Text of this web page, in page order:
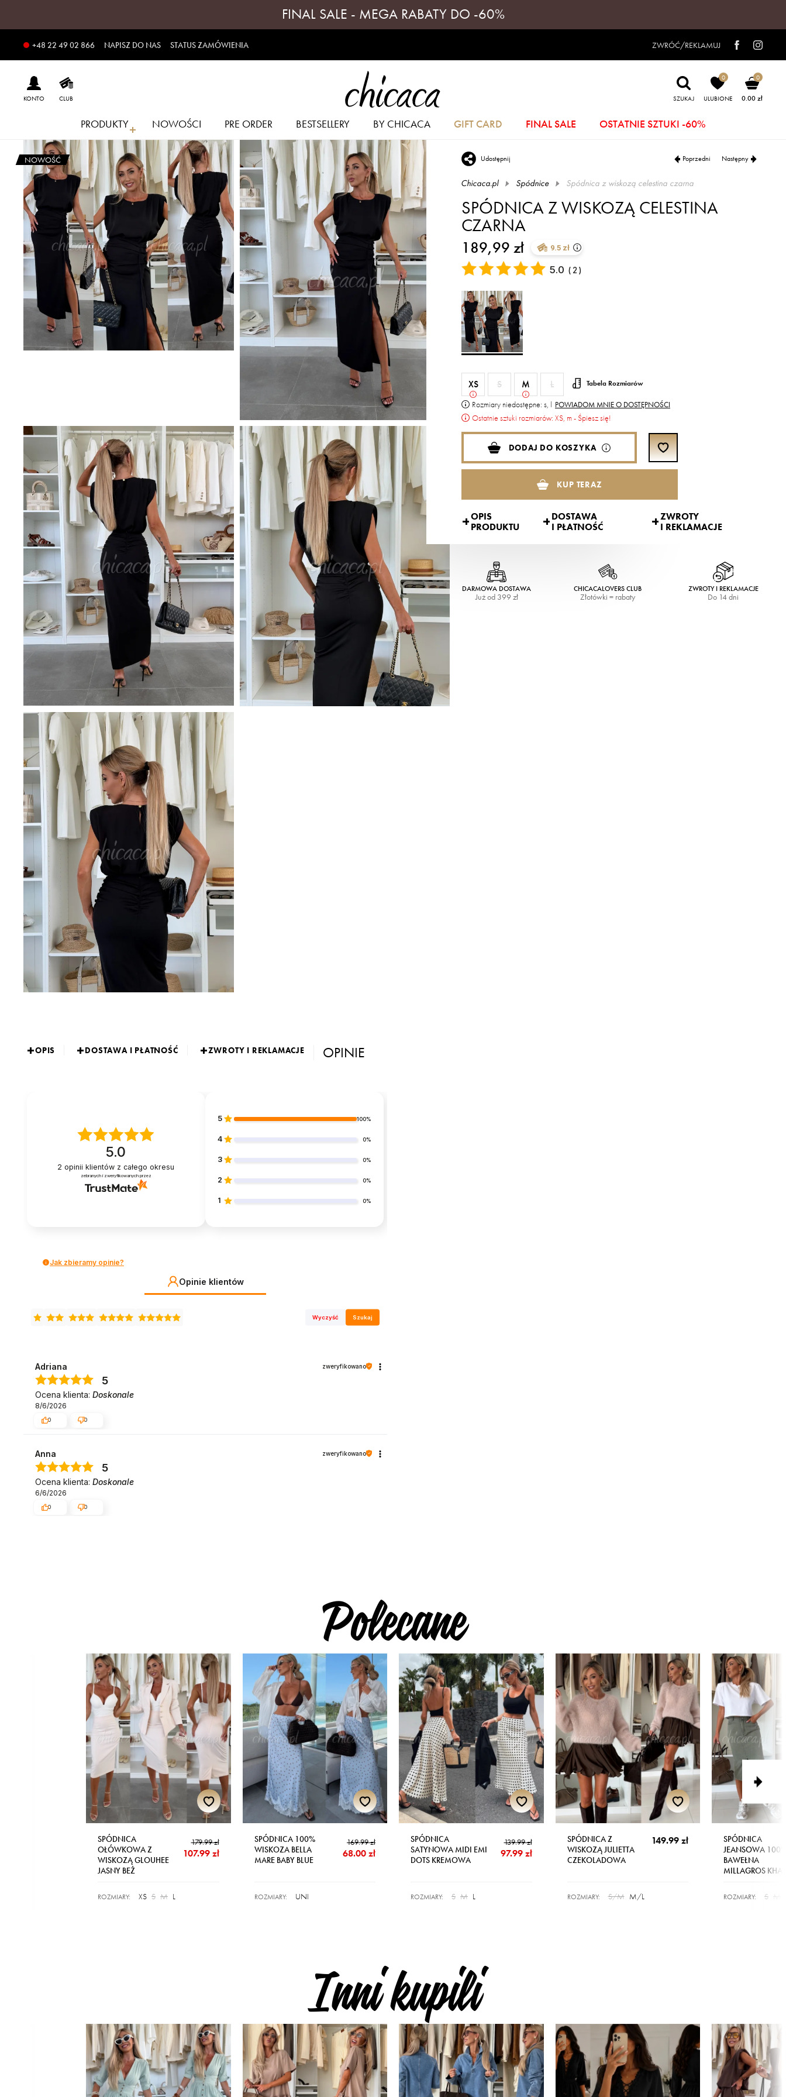
FINAL SALE - MEGA RABATY DO -60%
+48 22 49 02 866 NAPISZ DO NAS STATUS ZAMÓWIENIA ZWRÓĆ/REKLAMUJ
KONTO CLUB SZUKAJ
0
ULUBIONE
0
0.00 zł
PRODUKTY NOWOŚCI PRE ORDER BESTSELLERY BY CHICACA GIFT CARD FINAL SALE OSTATNIE SZTUKI -60%
NOWOŚĆ
OPIS DOSTAWA I PŁATNOŚĆ ZWROTY I REKLAMACJE OPINIE
5.0
2 opinii klientów z całego okresu
zebranych i zweryfikowanych przez
5 100%
4 0%
3 0%
2 0%
1 0%
Jak zbieramy opinie?
Opinie klientów
Wyczyść Szukaj
Adriana zweryfikowano
5
Ocena klienta: Doskonale
8/6/2026
0 0
Anna zweryfikowano
5
Ocena klienta: Doskonale
6/6/2026
0 0
Udostępnij Poprzedni Następny
Chicaca.pl Spódnice spódnica z wiskozą celestina czarna
SPÓDNICA Z WISKOZĄ CELESTINA
CZARNA
189,99 zł 9.5 zł
5.0 ( 2 )
XS S M L Tabela Rozmiarów
Rozmiary niedostępne: s, l POWIADOM MNIE O DOSTĘPNOŚCI
Ostatnie sztuki rozmiarów: XS, m - Śpiesz się!
DODAJ DO KOSZYKA
KUP TERAZ
OPIS
PRODUKTU
DOSTAWA
I PŁATNOŚĆ
ZWROTY
I REKLAMACJE
DARMOWA DOSTAWA
Już od 399 zł
CHICACALOVERS CLUB
Złotówki = rabaty
ZWROTY I REKLAMACJE
Do 14 dni
Polecane
SPÓDNICA
OŁÓWKOWA Z
WISKOZĄ GLOUHEE
JASNY BEŻ
179.99 zł
107.99 zł
ROZMIARY: XS S M L
SPÓDNICA 100%
WISKOZA BELLA
MARE BABY BLUE
169.99 zł
68.00 zł
ROZMIARY: UNI
SPÓDNICA
SATYNOWA MIDI EMI
DOTS KREMOWA
139.99 zł
97.99 zł
ROZMIARY: S M L
SPÓDNICA Z
WISKOZĄ JULIETTA
CZEKOLADOWA
149.99 zł
ROZMIARY: S/M M/L
SPÓDNICA
JEANSOWA
BAWEŁNA
MILLAGROS
ROZMIARY: S M
Inni kupili